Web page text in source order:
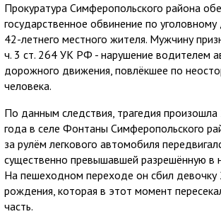
Прокуратура Симферопольского района
государственное обвинение по
42-летнего местного жителя. Мужчину
ч. 3 ст. 264 УК РФ - нарушение водителем
дорожного движения, повлёкшее по
человека.
По данным следствия, трагедия
года в селе Фонтаны Симферопольского
за рулём легкового автомобиля
существенно превышавшей разрешённую в
На пешеходном переходе он сбил девочку
рождения, которая в этот момент
часть.